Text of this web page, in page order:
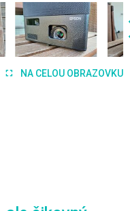
NA CELOU OBRAZOVKU